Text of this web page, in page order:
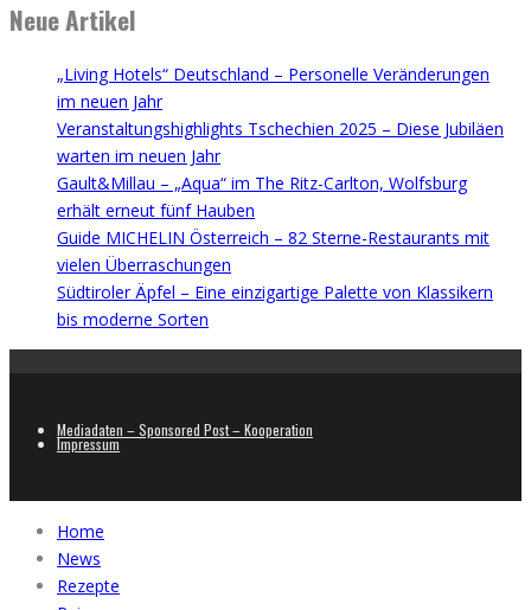
Neue Artikel
„Living Hotels“ Deutschland – Personelle Veränderungen
im neuen Jahr
Veranstaltungshighlights Tschechien 2025 – Diese Jubiläen
warten im neuen Jahr
Gault&Millau – „Aqua“ im The Ritz-Carlton, Wolfsburg
erhält erneut fünf Hauben
Guide MICHELIN Österreich – 82 Sterne-Restaurants mit
vielen Überraschungen
Südtiroler Äpfel – Eine einzigartige Palette von Klassikern
bis moderne Sorten
Mediadaten – Sponsored Post – Kooperation
Impressum
Home
News
Rezepte